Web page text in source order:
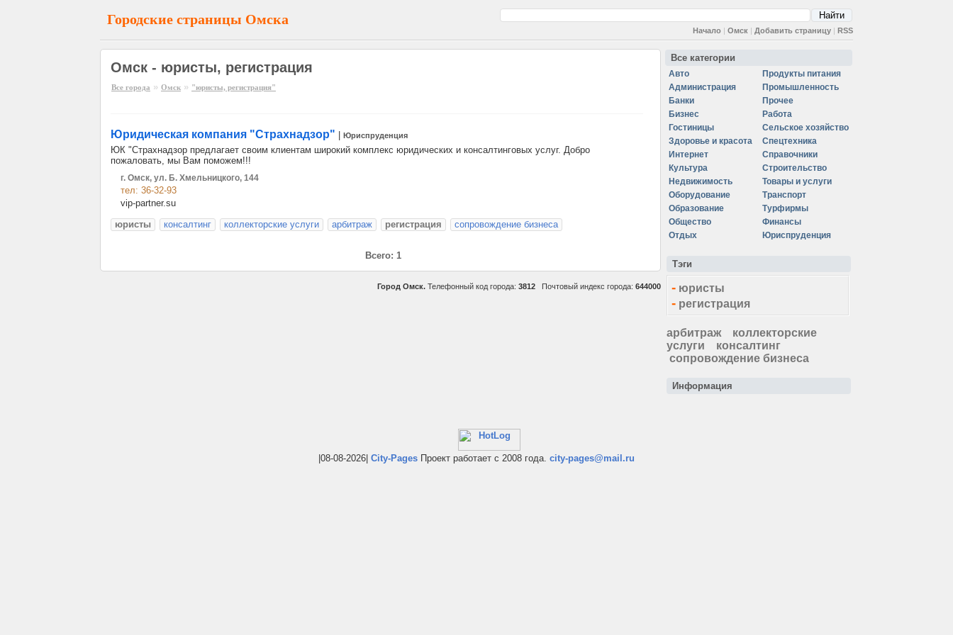
Городские страницы Омска
Начало | Омск | Добавить страницу | RSS
Омск - юристы, регистрация
Все города » Омск » "юристы, регистрация"
Юридическая компания "Страхнадзор" Юриспруденция
ЮК "Страхнадзор предлагает своим клиентам широкий комплекс юридических и консалтинговых услуг. Добро
пожаловать, мы Вам поможем!!!
г. Омск, ул. Б. Хмельницкого, 144
тел: 36-32-93
vip-partner.su
юристы
консалтинг коллекторские услуги арбитраж регистрация сопровождение бизнеса
Всего: 1
Город Омск. Телефонный код города: 3812 Почтовый индекс города: 644000
Все категории
Авто
Администрация
Банки
Бизнес
Гостиницы
Здоровье и красота
Интернет
Культура
Недвижимость
Оборудование
Образование
Общество
Отдых
Продукты питания
Промышленность
Прочее
Работа
Сельское хозяйство
Спецтехника
Справочники
Строительство
Товары и услуги
Транспорт
Турфирмы
Финансы
Юриспруденция
Тэги
- юристы
- регистрация
арбитраж
коллекторские
услуги
консалтинг
сопровождение бизнеса
Информация
|08-08-2026| City-Pages Проект работает с 2008 года. city-pages@mail.ru